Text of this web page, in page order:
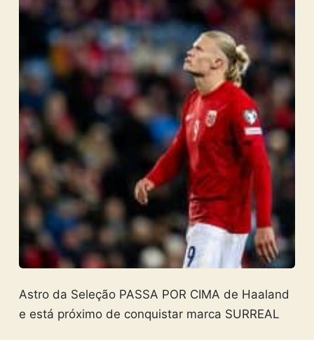
Astro da Seleção PASSA POR CIMA de Haaland
e está próximo de conquistar marca SURREAL